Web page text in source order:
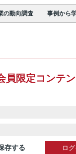
の動向調査 事例から
員限定コンテ
存する